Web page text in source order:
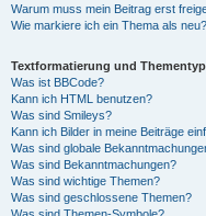
Warum muss mein Beitrag erst
Wie markiere ich ein Thema als neu?
Textformatierung und
Was ist BBCode?
Kann ich HTML benutzen?
Was sind Smileys?
Kann ich Bilder in meine Beiträge
Was sind globale
Was sind Bekanntmachungen?
Was sind wichtige Themen?
Was sind geschlossene Themen?